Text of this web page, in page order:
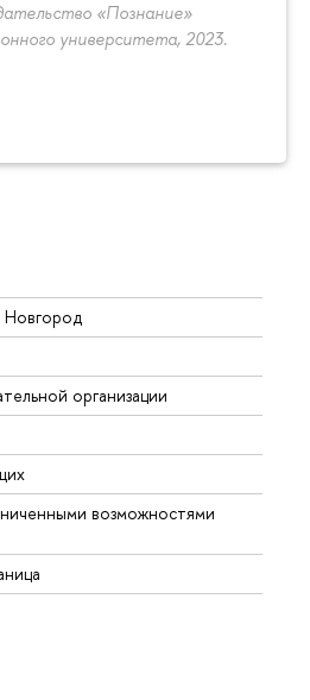
«Познание»
университета, 2023.
организации
возможностями